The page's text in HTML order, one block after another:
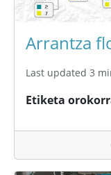
Arrantza
Last updated 3
Etiketa